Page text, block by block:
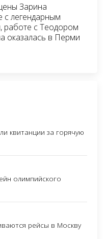
Зарина
с легендарным
с Теодором
оказалась в Перми
квитанции за горячую
олимпийского
рейсы в Москву